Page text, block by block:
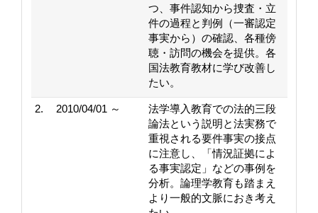
つ、事件認知から捜査・立
件の過程と判例（一審認定
事実から）の確認、各種傍
聴・訪問の機会を提供。各
国法教育教材に学び改善し
たい。
2. 2010/04/01 ～
法学導入教育での法的三段
論法という説明と法実務で
重視される要件事実の接点
に注意し、「情況証拠によ
る事実認定」などの事例を
分析。論理学教育も踏まえ
より一般的文脈におき考え